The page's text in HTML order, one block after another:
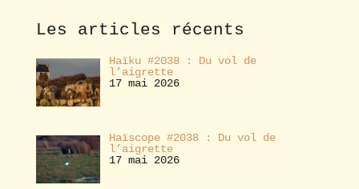
eLes articles récents
Haïku #2038 : Du vol de
l’aigrette
17 mai 2026
Haïscope #2038 : Du vol de
l’aigrette
17 mai 2026